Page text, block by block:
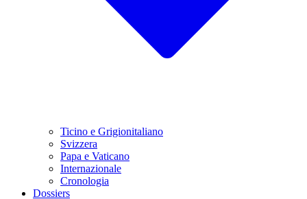
Ticino e Grigionitaliano
Svizzera
Papa e Vaticano
Internazionale
Cronologia
Dossiers